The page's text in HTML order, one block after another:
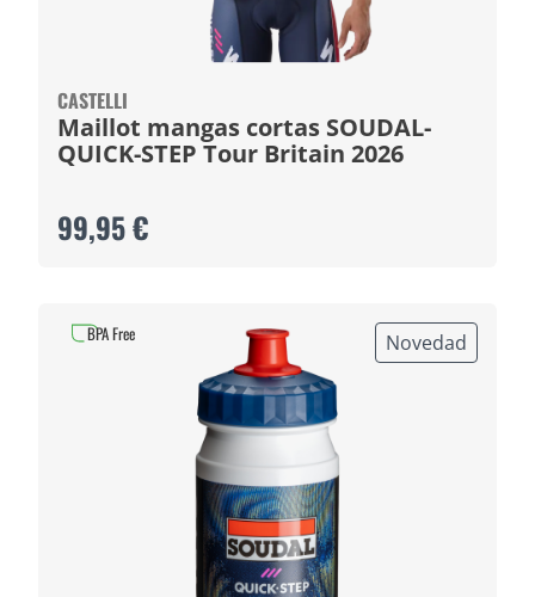
CASTELLI
Maillot mangas cortas SOUDAL-
QUICK-STEP Tour Britain 2026
99,95 €
Novedad
BPA Free